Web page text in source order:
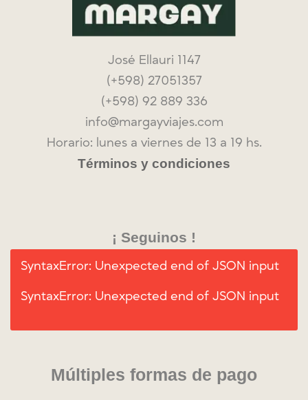
José Ellauri 1147
(+598) 27051357
(+598) 92 889 336
info@margayviajes.com
Horario: lunes a viernes de 13 a 19 hs.
Términos y condiciones
¡ Seguinos !
SyntaxError: Unexpected end of JSON input
SyntaxError: Unexpected end of JSON input
Múltiples formas de pago